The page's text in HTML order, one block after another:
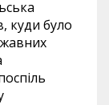
куди було